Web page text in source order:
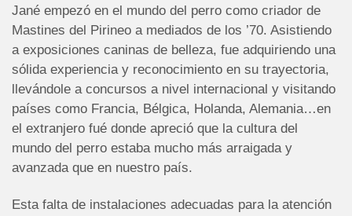
Jané empezó en el mundo del perro como criador de
Mastines del Pirineo a mediados de los ’70. Asistiendo
a exposiciones caninas de belleza, fue adquiriendo una
sólida experiencia y reconocimiento en su trayectoria,
llevándole a concursos a nivel internacional y visitando
países como Francia, Bélgica, Holanda, Alemania…en
el extranjero fué donde apreció que la cultura del
mundo del perro estaba mucho más arraigada y
avanzada que en nuestro país.
Esta falta de instalaciones adecuadas para la atención